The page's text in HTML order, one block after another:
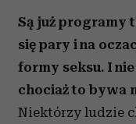
Są już programy
się pary i na
formy seksu. I
chociaż to bywa
Niektórzy ludzie